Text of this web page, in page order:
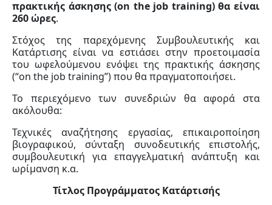
πρακτικής άσκησης (on the job training) θα είναι
260 ώρες.
Στόχος της παρεχόμενης Συμβουλευτικής και
Κατάρτισης είναι να εστιάσει στην προετοιμασία
του ωφελούμενου ενόψει της πρακτικής άσκησης
(“on the job training”) που θα πραγματοποιήσει.
Το περιεχόμενο των συνεδριών θα αφορά στα
ακόλουθα:
Τεχνικές αναζήτησης εργασίας, επικαιροποίηση
βιογραφικού, σύνταξη συνοδευτικής επιστολής,
συμβουλευτική για επαγγελματική ανάπτυξη και
ωρίμανση κ.α.
Τίτλος Προγράμματος Κατάρτισής